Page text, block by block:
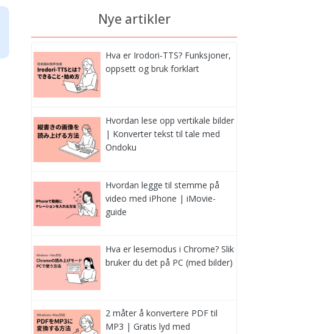
Nye artikler
Hva er Irodori-TTS? Funksjoner,
oppsett og bruk forklart
Hvordan lese opp vertikale bilder
| Konverter tekst til tale med
Ondoku
Hvordan legge til stemme på
video med iPhone | iMovie-
guide
Hva er lesemodus i Chrome? Slik
bruker du det på PC (med bilder)
2 måter å konvertere PDF til
MP3 | Gratis lyd med